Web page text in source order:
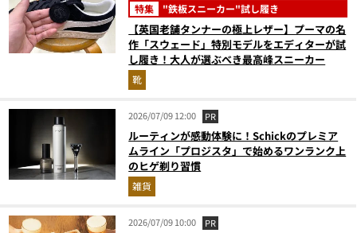
特集 "鉄板スニーカー"試し履き
【英国老舗タンナーの極上レザー】プーマの名
作「スウェード」特別モデルをエディターが試
し履き！大人が選ぶべき最高峰スニーカー
靴
2026/07/09 12:00 PR
ルーティンが感動体験に！Schickのプレミア
ムライン「プロジスタ」で始めるワンランク上
のヒゲ剃り習慣
雑貨
2026/07/09 10:00 PR